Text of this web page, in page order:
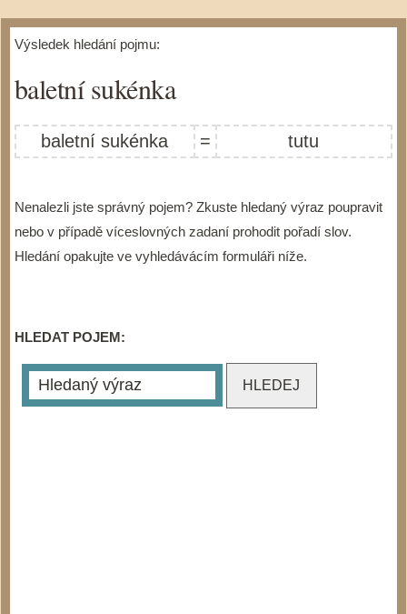
Výsledek hledání pojmu:
baletní sukénka
baletní sukénka = tutu
Nenalezli jste správný pojem? Zkuste hledaný výraz poupravit
nebo v případě víceslovných zadaní prohodit pořadí slov.
Hledání opakujte ve vyhledávácím formuláři níže.
HLEDAT POJEM: